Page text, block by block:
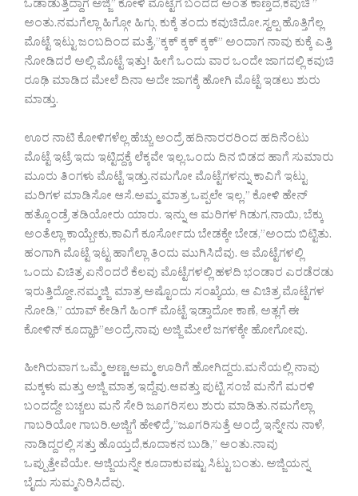
ಓಡಾಡುತ್ತಿದ್ದಾಗ ಅಜ್ಜಿ” ಕೋಳಿ ಮೊಟ್ಟೆಗೆ ಬಂದದೆ ಅಂತ ಕಾಣ್ತದೆ,ಕವುಚಿ ”
ಅಂತು.ನಮಗೆಲ್ಲಾ ಹಿಗ್ಗೋ ಹಿಗ್ಗು. ಕುಕ್ಕೆ ತಂದು ಕವುಚಿದೋ.ಸ್ವಲ್ಪ ಹೊತ್ತಿಗೆಲ್ಲ
ಮೊಟ್ಟೆ ಇಟ್ಟು ಜಂಬದಿಂದ ಮತ್ತೆ,”ಕ್ಕಕ್ ಕ್ಕಕ್ ಕ್ಕಕ್” ಅಂದಾಗ ನಾವು ಕುಕ್ಕೆ ಎತ್ತಿ
ನೋಡಿದರೆ ಅಲ್ಲಿ ಮೊಟ್ಟೆ ಇತ್ತು! ಹೀಗೆ ಒಂದು ವಾರ ಒಂದೇ ಜಾಗದಲ್ಲಿ ಕವುಚಿ
ರೂಢಿ ಮಾಡಿದ ಮೇಲೆ ದಿನಾ ಅದೇ ಜಾಗಕ್ಕೆ ಹೋಗಿ ಮೊಟ್ಟೆ ಇಡಲು ಶುರು
ಮಾಡ್ತು.
ಊರ ನಾಟಿ ಕೋಳಿಗಳೆಲ್ಲ ಹೆಚ್ಚು ಅಂದ್ರೆ ಹದಿನಾರರರಿಂದ ಹದಿನೆಂಟು
ಮೊಟ್ಟೆ ಇಟ್ರೆ ಇದು ಇಟ್ಟಿದ್ದಕ್ಕೆ ಲೆಕ್ಕವೇ ಇಲ್ಲ.ಒಂದು ದಿನ ಬಿಡದ ಹಾಗೆ ಸುಮಾರು
ಮೂರು ತಿಂಗಳು ಮೊಟ್ಟೆ ಇಡ್ತು.ನಮಗೋ ಮೊಟ್ಟೆಗಳನ್ನು ಕಾವಿಗೆ ಇಟ್ಟು
ಮರಿಗಳ ಮಾಡಿಸೋ ಆಸೆ.ಅಮ್ಮ ಮಾತ್ರ ಒಪ್ಪಲೇ ಇಲ್ಲ.” ಕೋಳಿ ಹೇನ್
ಹತ್ಕೊಂಡ್ರೆ ತಡಿಯೋರು ಯಾರು. ಇನ್ನು ಆ ಮರಿಗಳ ಗಿಡುಗ,ನಾಯಿ, ಬೆಕ್ಕು
ಅಂತೆಲ್ಲಾ ಕಾಯ್ಬೇಕು,ಕಾವಿಗೆ ಕೂರ್ಸೋದು ಬೇಡಕ್ಕೇ ಬೇಡ,”ಅಂದು ಬಿಟ್ಟಿತು.
ಹಂಗಾಗಿ ಮೊಟ್ಟೆ ಇಟ್ಟ ಹಾಗೆಲ್ಲಾ ತಿಂದು ಮುಗಿಸಿದೆವು. ಆ ಮೊಟ್ಟೆಗಳಲ್ಲಿ
ಒಂದು ವಿಚಿತ್ರ ಏನೆಂದರೆ ಕೆಲವು ಮೊಟ್ಟೆಗಳಲ್ಲಿ ಹಳದಿ ಭಂಡಾರ ಎರಡೆರಡು
ಇರುತ್ತಿದ್ದೋ.ನಮ್ಮಜ್ಜಿ ಮಾತ್ರ ಅಷ್ಟೊಂದು ಸಂಖ್ಯೆಯ, ಆ ವಿಚಿತ್ರ ಮೊಟ್ಟೆಗಳ
ನೋಡಿ,” ಯಾವ್ ಕೇಡಿಗೆ ಹಿಂಗ್ ಮೊಟ್ಟೆ ಇಡ್ತಾದೋ ಕಾಣೆ, ಅತ್ಲಗೆ ಈ
ಕೋಳಿನ್ ಕೂದ್ಹಾಕಿ”ಅಂದ್ರೆ,ನಾವು ಅಜ್ಜಿ ಮೇಲೆ ಜಗಳಕ್ಕೇ ಹೋಗೋವು.
ಹೀಗಿರುವಾಗ ಒಮ್ಮೆ ಅಣ್ಣ,ಅಮ್ಮ ಊರಿಗೆ ಹೋಗಿದ್ದರು.ಮನೆಯಲ್ಲಿ ನಾವು
ಮಕ್ಕಳು ಮತ್ತು ಅಜ್ಜಿ ಮಾತ್ರ ಇದ್ದೆವು.ಆವತ್ತು ಪುಟ್ಟಿ ಸಂಜೆ ಮನೆಗೆ ಮರಳಿ
ಬಂದದ್ದೇ ಬಚ್ಚಲು ಮನೆ ಸೇರಿ ಜೂಗರಿಸಲು ಶುರು ಮಾಡಿತು.ನಮಗೆಲ್ಲಾ
ಗಾಬರಿಯೋ ಗಾಬರಿ.ಅಜ್ಜಿಗೆ ಹೇಳಿದ್ರೆ,”ಜೂಗರಿಸುತ್ತೆ ಅಂದ್ರೆ ಇನ್ನೇನು ನಾಳೆ,
ನಾಡಿದ್ದರಲ್ಲಿ ಸತ್ತು ಹೊಯ್ತದೆ,ಕೂದಾಕನ ಬುಡಿ,” ಅಂತು.ನಾವು
ಒಪ್ಪುತ್ತೇವೆಯೇ. ಅಜ್ಜಿಯನ್ನೇ ಕೂದಾಕುವಷ್ಟು ಸಿಟ್ಟು ಬಂತು. ಅಜ್ಜಿಯನ್ನ
ಬೈದು ಸುಮ್ಮನಿರಿಸಿದೆವು.